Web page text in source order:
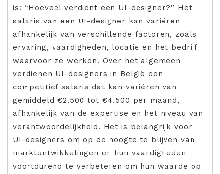
is: “Hoeveel verdient een UI-designer?” Het
salaris van een UI-designer kan variëren
afhankelijk van verschillende factoren, zoals
ervaring, vaardigheden, locatie en het bedrijf
waarvoor ze werken. Over het algemeen
verdienen UI-designers in België een
competitief salaris dat kan variëren van
gemiddeld €2.500 tot €4.500 per maand,
afhankelijk van de expertise en het niveau van
verantwoordelijkheid. Het is belangrijk voor
UI-designers om op de hoogte te blijven van
marktontwikkelingen en hun vaardigheden
voortdurend te verbeteren om hun waarde op